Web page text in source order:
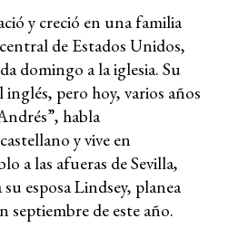
y creció en una familia
de Estados Unidos,
domingo a la iglesia. Su
inglés, pero hoy, varios años
habla
y vive en
a las afueras de Sevilla,
esposa Lindsey, planea
septiembre de este año.